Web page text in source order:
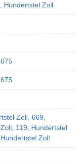
Hundertstel Zoll
Zoll, 669,
119, Hundertstel
Zoll